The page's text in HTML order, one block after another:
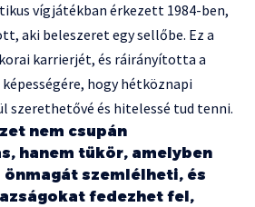
vígjátékban érkezett 1984-ben,
aki beleszeret egy sellőbe. Ez a
karrierjét, és ráirányította a
hogy hétköznapi
szerethetővé és hitelessé tud tenni.
nem csupán
hanem tükör, amelyben
szemlélheti, és
fedezhet fel,